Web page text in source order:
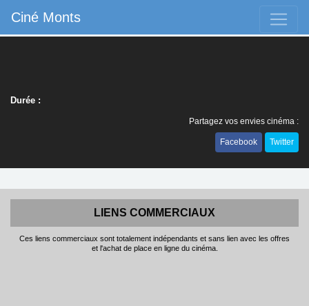
Ciné Monts
Durée :
Partagez vos envies cinéma :
Facebook Twitter
LIENS COMMERCIAUX
Ces liens commerciaux sont totalement indépendants et sans lien avec les offres
et l'achat de place en ligne du cinéma.